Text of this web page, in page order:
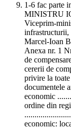
1-6 fac parte
MINISTRU
Viceprim-
Marcel-Ioan
Anexa nr. 1
de
cererii de
privire la
documentele
economic
ordine din
economic: